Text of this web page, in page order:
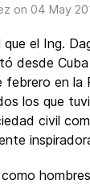
on 04 May
el Ing.
desde
en la
los que
civil